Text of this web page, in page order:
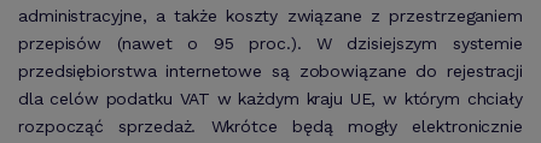
administracyjne, a także koszty związane z przestrzeganiem
przepisów (nawet o 95 proc.). W dzisiejszym systemie
przedsiębiorstwa internetowe są zobowiązane do rejestracji
dla celów podatku VAT w każdym kraju UE, w którym chciały
rozpocząć sprzedaż. Wkrótce będą mogły elektronicznie